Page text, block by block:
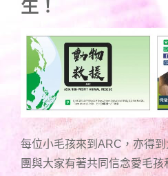
生！
每位小毛孩來到ARC，亦得
團與大家有著共同信念愛毛